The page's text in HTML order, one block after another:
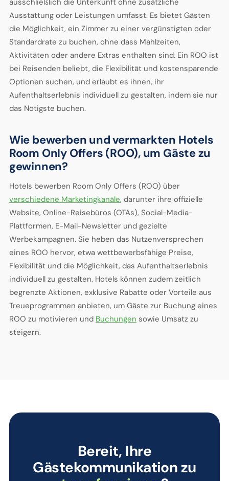
ausschließlich die Unterkunft ohne zusätzliche
Ausstattung oder Leistungen umfasst. Es bietet Gästen
die Möglichkeit, ein Zimmer zu einer vergünstigten oder
Standardrate zu buchen, ohne dass Mahlzeiten,
Aktivitäten oder andere Extras enthalten sind. Ein ROO ist
bei Reisenden beliebt, die Flexibilität und kostensparende
Optionen suchen, und erlaubt es ihnen, ihr
Aufenthaltserlebnis individuell zu gestalten, indem sie nur
das Nötigste buchen.
Wie bewerben und vermarkten Hotels
Room Only Offers (ROO), um Gäste zu
gewinnen?
Hotels bewerben Room Only Offers (ROO) über
verschiedene Marketingkanäle, darunter ihre offizielle
Website, Online-Reisebüros (OTAs), Social-Media-
Plattformen, E-Mail-Newsletter und gezielte
Werbekampagnen. Sie heben das Nutzenversprechen
eines ROO hervor, etwa wettbewerbsfähige Preise,
Flexibilität und die Möglichkeit, das Aufenthaltserlebnis
individuell zu gestalten. Hotels können zudem zeitlich
begrenzte Aktionen, exklusive Rabatte oder Vorteile aus
Treueprogrammen anbieten, um Gäste zur Buchung eines
ROO zu motivieren und Buchungen sowie Umsatz zu
steigern.
Bereit, Ihre
Gästekommunikation zu